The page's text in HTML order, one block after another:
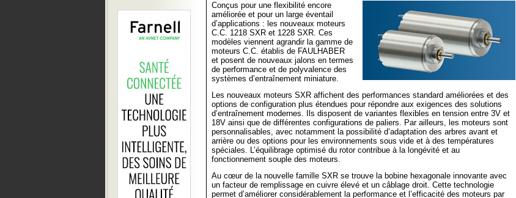
Conçus pour une flexibilité encore
améliorée et pour un large éventail
d’applications : les nouveaux moteurs
C.C. 1218 SXR et 1228 SXR. Ces
modèles viennent agrandir la gamme de
moteurs C.C. établis de FAULHABER
et posent de nouveaux jalons en termes
de performance et de polyvalence des
systèmes d’entraînement miniature.
Les nouveaux moteurs SXR affichent des performances standard améliorées et des
options de configuration plus étendues pour répondre aux exigences des solutions
d’entraînement modernes. Ils disposent de variantes flexibles en tension entre 3V et
18V ainsi que de différentes configurations de paliers. Par ailleurs, les moteurs sont
personnalisables, avec notamment la possibilité d’adaptation des arbres avant et
arrière ou des options pour les environnements sous vide et à des températures
spéciales. L’équilibrage optimisé du rotor contribue à la longévité et au
fonctionnement souple des moteurs.
Au cœur de la nouvelle famille SXR se trouve la bobine hexagonale innovante avec
un facteur de remplissage en cuivre élevé et un câblage droit. Cette technologie
permet d’améliorer considérablement la performance et l’efficacité des moteurs par